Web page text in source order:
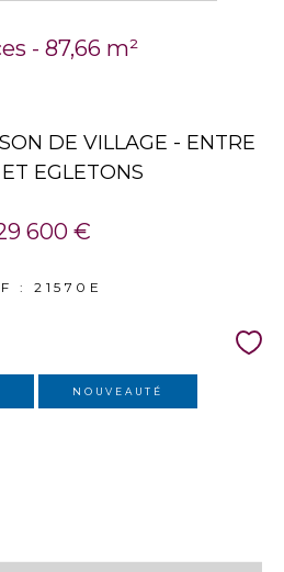
- 87,66 m²
DE VILLAGE - ENTRE
EGLETONS
600 €
: 21570E
NOUVEAUTÉ